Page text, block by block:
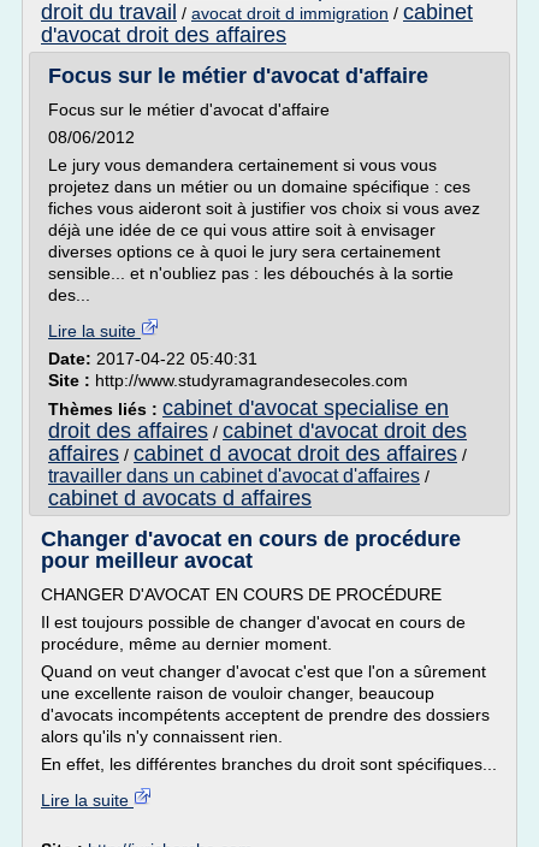
droit du travail / avocat droit d immigration / cabinet
d'avocat droit des affaires
Focus sur le métier d'avocat d'affaire
Focus sur le métier d'avocat d'affaire
08/06/2012
Le jury vous demandera certainement si vous vous
projetez dans un métier ou un domaine spécifique : ces
fiches vous aideront soit à justifier vos choix si vous avez
déjà une idée de ce qui vous attire soit à envisager
diverses options ce à quoi le jury sera certainement
sensible... et n'oubliez pas : les débouchés à la sortie
des...
Lire la suite
Date: 2017-04-22 05:40:31
Site : http://www.studyramagrandesecoles.com
Thèmes liés : cabinet d'avocat specialise en
droit des affaires / cabinet d'avocat droit des
affaires / cabinet d avocat droit des affaires /
travailler dans un cabinet d'avocat d'affaires /
cabinet d avocats d affaires
Changer d'avocat en cours de procédure
pour meilleur avocat
CHANGER D'AVOCAT EN COURS DE PROCÉDURE
Il est toujours possible de changer d'avocat en cours de
procédure, même au dernier moment.
Quand on veut changer d'avocat c'est que l'on a sûrement
une excellente raison de vouloir changer, beaucoup
d'avocats incompétents acceptent de prendre des dossiers
alors qu'ils n'y connaissent rien.
En effet, les différentes branches du droit sont spécifiques...
Lire la suite